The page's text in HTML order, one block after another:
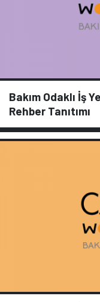
Bakım Odaklı İş
Rehber Tanıtımı